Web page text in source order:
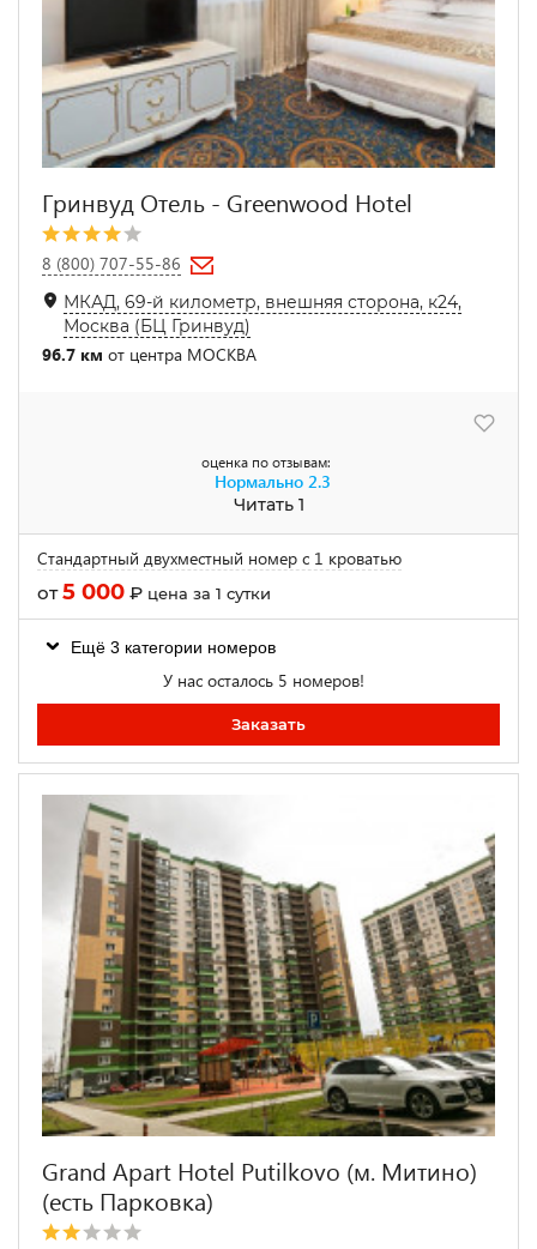
Гринвуд Отель - Greenwood Hotel
8 (800) 707-55-86
МКАД, 69-й километр, внешняя сторона, к24,
Москва (БЦ Гринвуд)
96.7 км от центра МОСКВА
оценка по отзывам:
Нормально 2.3
Читать 1
Стандартный двухместный номер с 1 кроватью
от5 000 ₽ цена за 1 сутки
Ещё 3 категории номеров
У нас осталось 5 номеров!
Заказать
Grand Apart Hotel Putilkovo (м. Митино)
(есть Парковка)